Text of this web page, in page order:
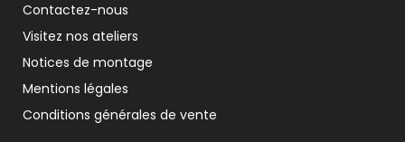
Contactez-nous
Visitez nos ateliers
Notices de montage
Mentions légales
Conditions générales de vente